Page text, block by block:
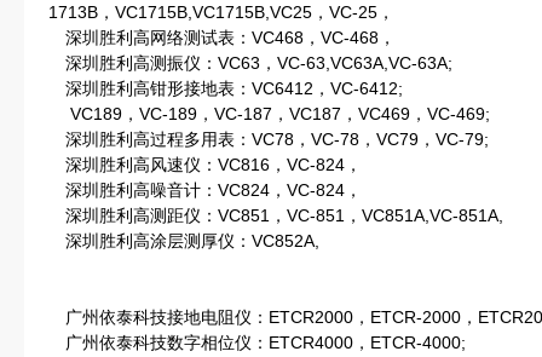
1713B，VC1715B,VC1715B,VC25，VC-25，
深圳胜利高网络测试表：VC468，VC-468，
深圳胜利高测振仪：VC63，VC-63,VC63A,VC-63A;
深圳胜利高钳形接地表：VC6412，VC-6412;
VC189，VC-189，VC-187，VC187，VC469，VC-469;
深圳胜利高过程多用表：VC78，VC-78，VC79，VC-79;
深圳胜利高风速仪：VC816，VC-824，
深圳胜利高噪音计：VC824，VC-824，
深圳胜利高测距仪：VC851，VC-851，VC851A,VC-851A,
深圳胜利高涂层测厚仪：VC852A,
广州依泰科技接地电阻仪：ETCR2000，ETCR-2000，
广州依泰科技数字相位仪：ETCR4000，ETCR-4000;